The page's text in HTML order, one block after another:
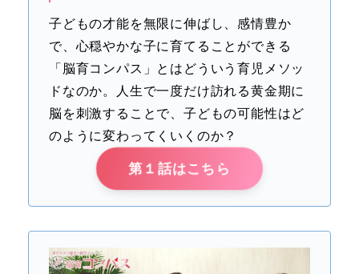
子どもの才能を無限に伸ばし、感情豊か
で、心穏やかな子に育てることができる
「脳育コンパス」とはどういう育児メソッ
ドなのか。人生で一度だけ訪れる黄金期に
脳を刺激することで、子どもの可能性はど
のように変わってくいくのか？
第１話はこちら